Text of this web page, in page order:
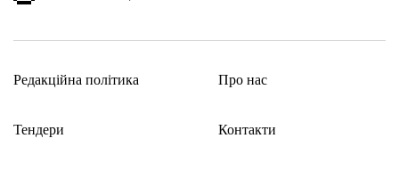
Редакційна політика
Тендери
Про нас
Контакти